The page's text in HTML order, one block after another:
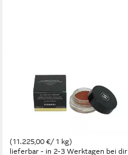
Lidschatten Chanel Illusion
D'Ombre luminous
Eyeshadow 4g 128 Rouge
(11.225,00 €/ 1 kg)
lieferbar - in 2-3 Werktagen bei dir